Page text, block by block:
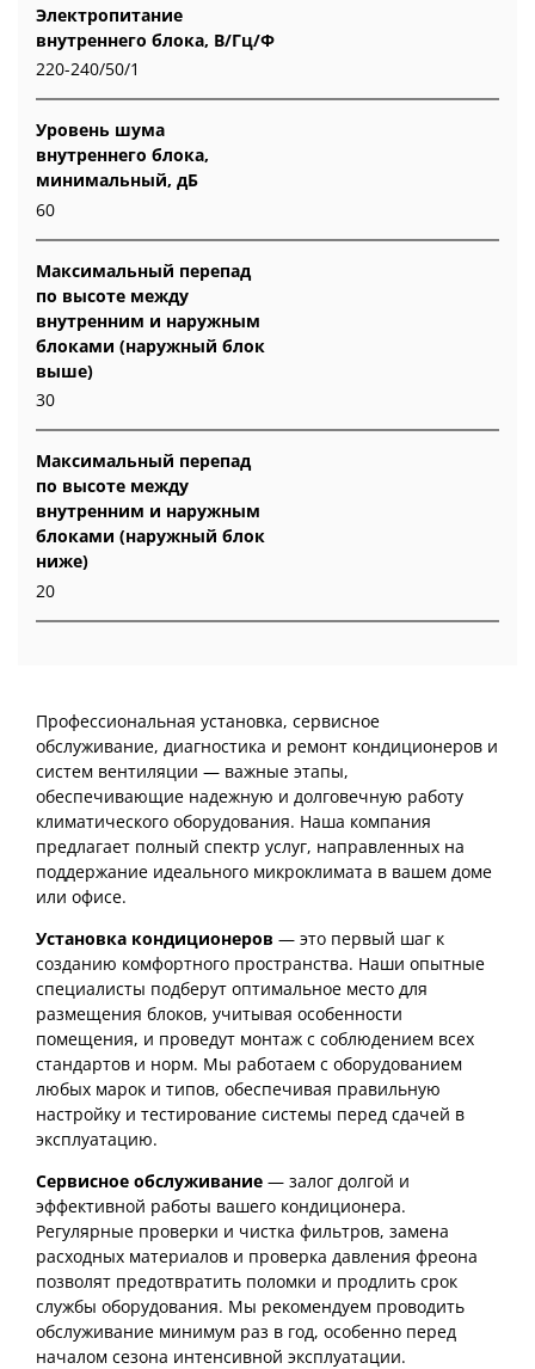
Электропитание
внутреннего блока, В/Гц/Ф
220-240/50/1
Уровень шума
внутреннего блока,
минимальный, дБ
60
Максимальный перепад
по высоте между
внутренним и наружным
блоками (наружный блок
выше)
30
Максимальный перепад
по высоте между
внутренним и наружным
блоками (наружный блок
ниже)
20
Профессиональная установка, сервисное
обслуживание, диагностика и ремонт кондиционеров и
систем вентиляции — важные этапы,
обеспечивающие надежную и долговечную работу
климатического оборудования. Наша компания
предлагает полный спектр услуг, направленных на
поддержание идеального микроклимата в вашем доме
или офисе.
Установка кондиционеров — это первый шаг к
созданию комфортного пространства. Наши опытные
специалисты подберут оптимальное место для
размещения блоков, учитывая особенности
помещения, и проведут монтаж с соблюдением всех
стандартов и норм. Мы работаем с оборудованием
любых марок и типов, обеспечивая правильную
настройку и тестирование системы перед сдачей в
эксплуатацию.
Сервисное обслуживание — залог долгой и
эффективной работы вашего кондиционера.
Регулярные проверки и чистка фильтров, замена
расходных материалов и проверка давления фреона
позволят предотвратить поломки и продлить срок
службы оборудования. Мы рекомендуем проводить
обслуживание минимум раз в год, особенно перед
началом сезона интенсивной эксплуатации.